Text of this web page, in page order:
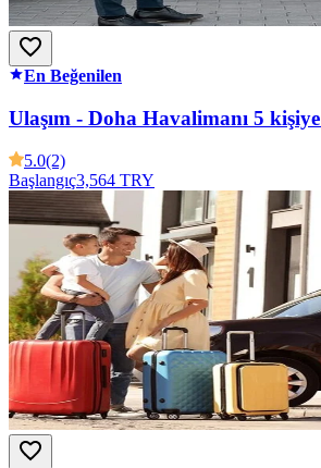
En Beğenilen
Ulaşım - Doha Havalimanı 5
5.0(2)
Başlangıç3,564 TRY